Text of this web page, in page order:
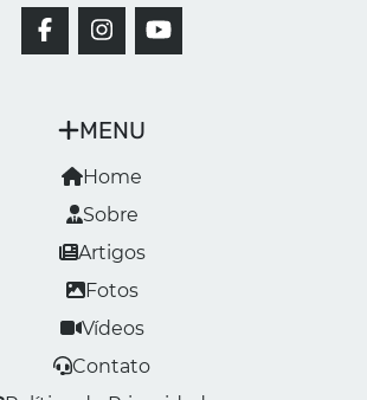
MENU
Home
Sobre
Artigos
Fotos
Vídeos
Contato